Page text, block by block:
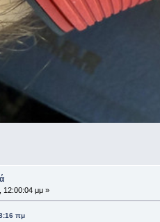
12:00:04 μμ »
πμ